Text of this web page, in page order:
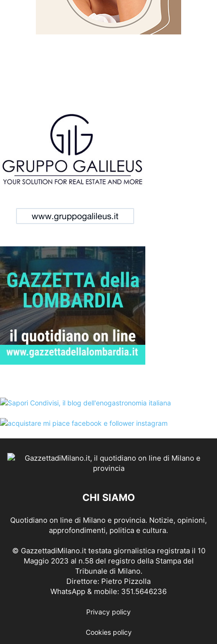
CHI SIAMO
Quotidiano on line di Milano e provincia. Notizie, opinioni,
approfondimenti, politica e cultura.
© GazzettadiMilano.it testata giornalistica registrata il 10
Maggio 2023 al n.58 del registro della Stampa del
Tribunale di Milano.
Direttore: Pietro Pizzolla
WhatsApp & mobile: 351.5646236
Privacy policy
Cookies policy